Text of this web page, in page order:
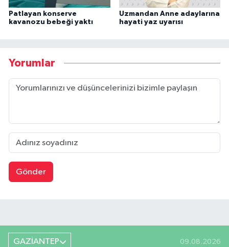
Patlayan konserve
kavanozu bebeği yaktı
Uzmandan Anne adaylarına
hayati yaz uyarısı
Yorumlar
Gönder
GAZİANTEP 09.08.2026